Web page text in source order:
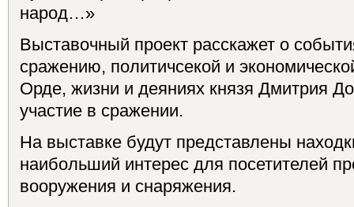
народ…»
Выставочный проект расскажет о
сражению, политичсекой и
Орде, жизни и деяниях князя Дмитрия
участие в сражении.
На выставке будут представлены
наибольший интерес для посетителей
вооружения и снаряжения.